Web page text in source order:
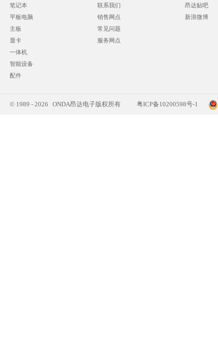
笔记本
平板电脑
主板
显卡
一体机
智能设备
配件
联系我们
销售网点
常见问题
服务网点
昂达贴吧
新浪微博
© 1989 - 2026 ONDA昂达电子版权所有 粤ICP备10200598号-1